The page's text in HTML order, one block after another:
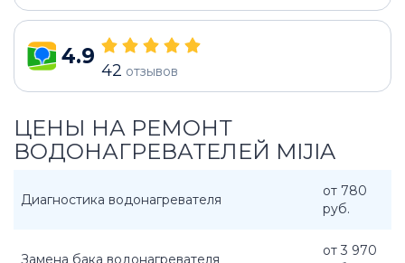
4.9
42 отзывов
ЦЕНЫ НА РЕМОНТ
ВОДОНАГРЕВАТЕЛЕЙ MIJIA
Диагностика водонагревателя
от 780
руб.
Замена бака водонагревателя
от 3 970